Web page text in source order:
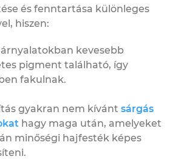
és fenntartása különleges
hiszen:
kevesebb
pigment található, így
fakulnak.
gyakran nem kívánt sárgás
hagy maga után, amelyeket
minőségi hajfesték képes